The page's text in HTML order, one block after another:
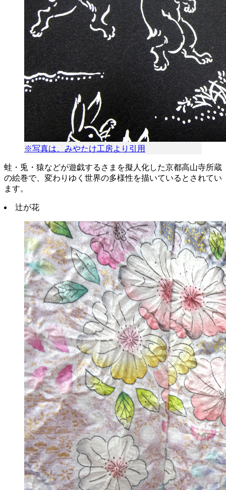
※写真は、みやたけ工房より引用
蛙・兎・猿などが遊戯するさまを擬人化した京都高山寺所蔵
の絵巻で、変わりゆく世界の多様性を描いているとされてい
ます。
辻が花